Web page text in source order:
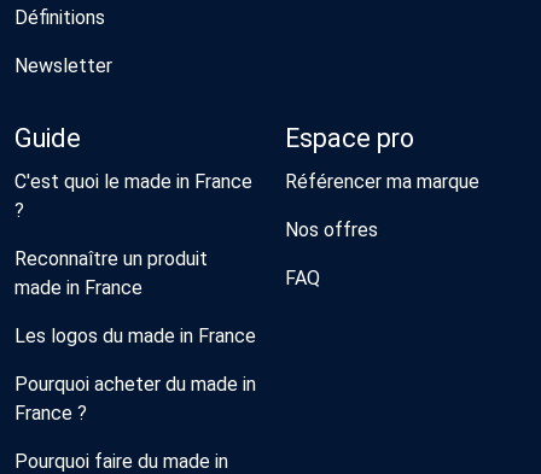
Définitions
Newsletter
Guide
C'est quoi le made in France
?
Reconnaître un produit
made in France
Les logos du made in France
Pourquoi acheter du made in
France ?
Pourquoi faire du made in
Espace pro
Référencer ma marque
Nos offres
FAQ